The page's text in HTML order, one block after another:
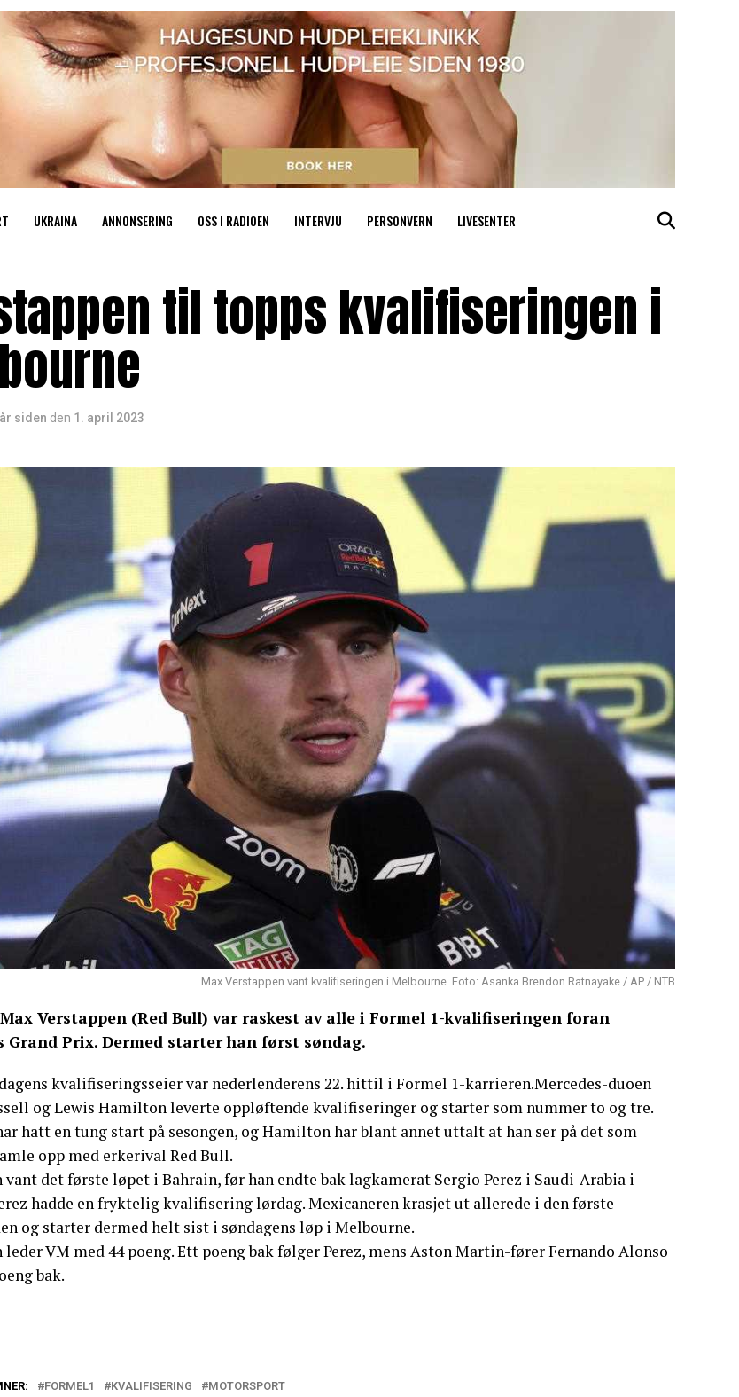
UKRAINA ANNONSERING OSS I RADIOEN INTERVJU PERSONVERN LIVESENTER
til topps kvalifiseringen i
siden den 1. april 2023
Max Verstappen vant kvalifiseringen i Melbourne. Foto: Asanka Brendon Ratnayake / AP / NTB
Verstappen (Red Bull) var raskest av alle i Formel 1-kvalifiseringen foran
Grand Prix. Dermed starter han først søndag.
kvalifiseringsseier var nederlenderens 22. hittil i Formel 1-karrieren.Mercedes-duoen
og Lewis Hamilton leverte oppløftende kvalifiseringer og starter som nummer to og tre.
hatt en tung start på sesongen, og Hamilton har blant annet uttalt at han ser på det som
opp med erkerival Red Bull.
vant det første løpet i Bahrain, før han endte bak lagkamerat Sergio Perez i Saudi-Arabia i
hadde en fryktelig kvalifisering lørdag. Mexicaneren krasjet ut allerede i den første
og starter dermed helt sist i søndagens løp i Melbourne.
leder VM med 44 poeng. Ett poeng bak følger Perez, mens Aston Martin-fører Fernando Alonso
bak.
FORMEL1 KVALIFISERING MOTORSPORT